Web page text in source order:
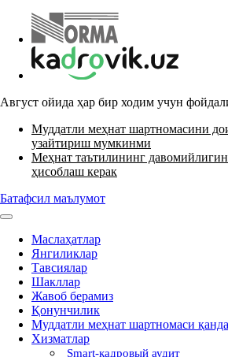
Август ойида ҳар бир ходим учун
Муддатли меҳнат шартномасини
узайтириш мумкинми
Меҳнат таътилининг
ҳисоблаш керак
Батафсил маълумот
Маслаҳатлар
Янгиликлар
Тавсиялар
Шакллар
Жавоб берамиз
Қонунчилик
Муддатли меҳнат шартномаси
Хизматлар
Smart-кадровый аудит